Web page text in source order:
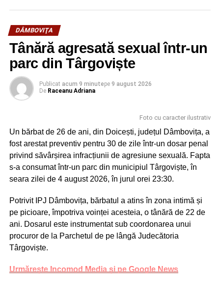
DÂMBOVIŢA
Tânără agresată sexual într-un
parc din Târgoviște
Publicat acum 9 minutepe 9 august 2026
De Raceanu Adriana
Foto cu caracter ilustrativ
Un bărbat de 26 de ani, din Doicești, județul Dâmbovița, a
fost arestat preventiv pentru 30 de zile într-un dosar penal
privind săvârșirea infracțiunii de agresiune sexuală. Fapta
s-a consumat într-un parc din municipiul Târgoviște, în
seara zilei de 4 august 2026, în jurul orei 23:30.
Potrivit IPJ Dâmbovița, bărbatul a atins în zona intimă și
pe picioare, împotriva voinței acesteia, o tânără de 22 de
ani. Dosarul este instrumentat sub coordonarea unui
procuror de la Parchetul de pe lângă Judecătoria
Târgoviște.
Urmărește Incomod Media și pe Google News